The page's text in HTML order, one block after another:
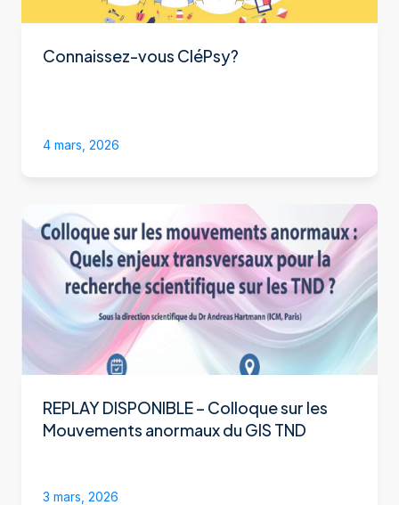
Connaissez-vous CléPsy?
4 mars, 2026
REPLAY DISPONIBLE – Colloque sur les
Mouvements anormaux du GIS TND
3 mars, 2026